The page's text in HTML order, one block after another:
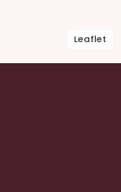
Leaflet